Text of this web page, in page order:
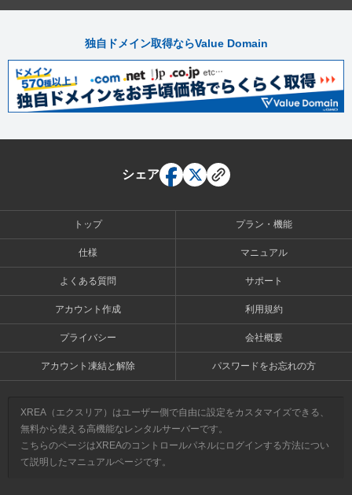
独自ドメイン取得ならValue Domain
シェア
トップ プラン・機能
仕様 マニュアル
よくある質問 サポート
アカウント作成 利用規約
プライバシー 会社概要
アカウント凍結と解除 パスワードをお忘れの方
XREA（エクスリア）はユーザー側で自由に設定をカスタマイズできる、
無料から使える高機能なレンタルサーバーです。
こちらのページはXREAのコントロールパネルにログインする方法につい
て説明したマニュアルページです。